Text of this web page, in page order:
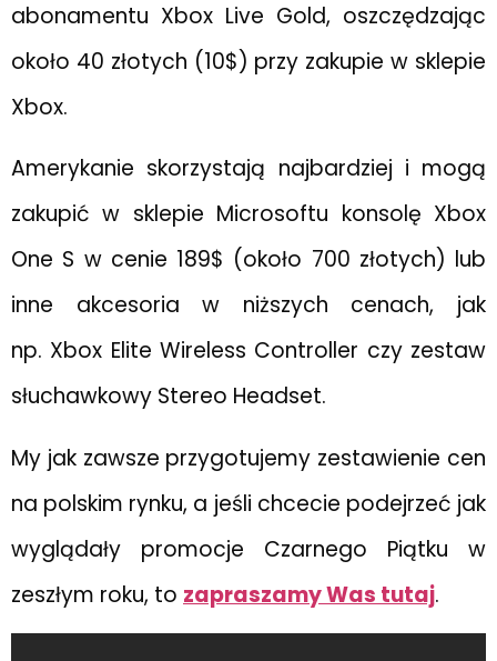
abonamentu Xbox Live Gold, oszczędzając
około 40 złotych (10$) przy zakupie w sklepie
Xbox.
Amerykanie skorzystają najbardziej i mogą
zakupić w sklepie Microsoftu konsolę Xbox
One S w cenie 189$ (około 700 złotych) lub
inne akcesoria w niższych cenach, jak
np. Xbox Elite Wireless Controller czy zestaw
słuchawkowy Stereo Headset.
My jak zawsze przygotujemy zestawienie cen
na polskim rynku, a jeśli chcecie podejrzeć jak
wyglądały promocje Czarnego Piątku w
zeszłym roku, to zapraszamy Was tutaj.